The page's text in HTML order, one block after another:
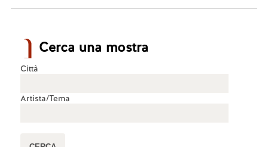
Cerca una mostra
Città
Artista/Tema